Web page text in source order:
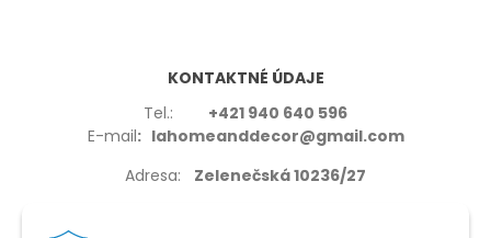
KONTAKTNÉ ÚDAJE
Tel.: +421 940 640 596
E-mail: lahomeanddecor@gmail.com
Adresa: Zelenečská 10236/27